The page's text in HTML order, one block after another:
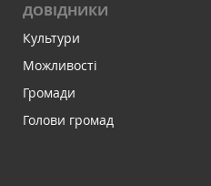
ДОВІДНИКИ
Культури
Можливості
Громади
Голови громад